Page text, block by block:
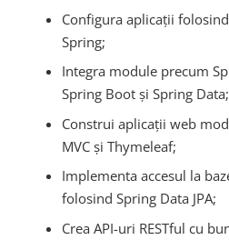
Configura aplicații
Spring;
Integra module precum
Spring Boot și Spring Data;
Construi aplicații web
MVC și Thymeleaf;
Implementa accesul la
folosind Spring Data JPA;
Crea API-uri RESTful cu